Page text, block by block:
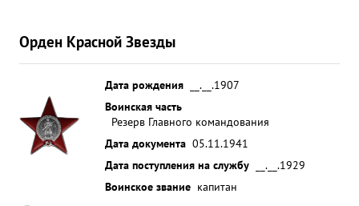
Орден Красной Звезды
Дата рождения
__.__.1907
Воинская часть
Резерв Главного командования
Дата документа 05.11.1941
Дата поступления на службу
__.__.1929
Воинское звание капитан